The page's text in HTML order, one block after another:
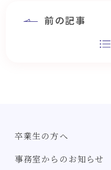
前の記事
卒業生の方へ
事務室からのお知らせ